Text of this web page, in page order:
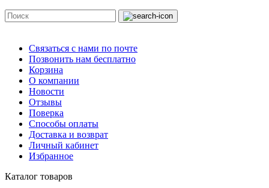
Связаться с нами по почте
Позвонить нам бесплатно
Корзина
О компании
Новости
Отзывы
Поверка
Способы оплаты
Доставка и возврат
Личный кабинет
Избранное
Каталог товаров